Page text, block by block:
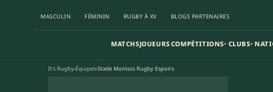
MASCULIN FÉMININ RUGBY À XV BLOGS PARTENAIRES
MATCHSJOUEURSCOMPÉTITIONS▾ CLUBS▾
It's Rugby›Équipes›Stade Montois Rugby Espoirs